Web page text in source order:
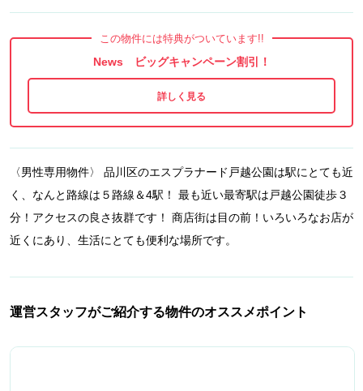
この物件には特典がついています!!
News ビッグキャンペーン割引！
〈男性専用物件〉 品川区のエスプラナード戸越公園は駅にとても近
く、なんと路線は５路線＆4駅！ 最も近い最寄駅は戸越公園徒歩３
分！アクセスの良さ抜群です！ 商店街は目の前！いろいろなお店が
近くにあり、生活にとても便利な場所です。
運営スタッフがご紹介する物件のオススメポイント